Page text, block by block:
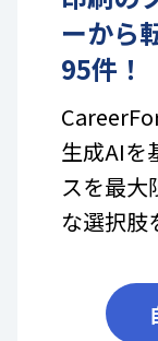
ーから
95件！
生成AIを
スを最
な選択肢